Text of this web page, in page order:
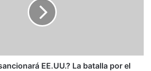
EE.UU.? La batalla por el